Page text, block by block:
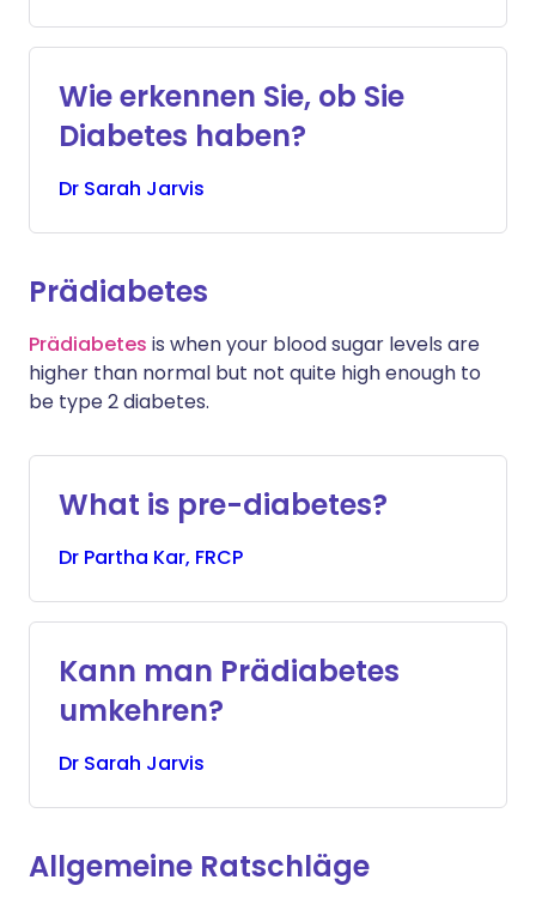
Wie erkennen Sie, ob Sie
Diabetes haben?
Dr Sarah Jarvis
Prädiabetes
Prädiabetes is when your blood sugar levels are
higher than normal but not quite high enough to
be type 2 diabetes.
What is pre-diabetes?
Dr Partha Kar, FRCP
Kann man Prädiabetes
umkehren?
Dr Sarah Jarvis
Allgemeine Ratschläge